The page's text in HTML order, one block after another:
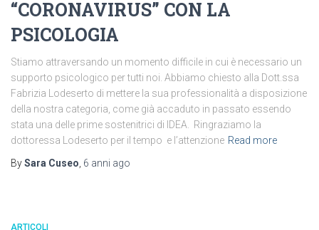
“CORONAVIRUS” CON LA
PSICOLOGIA
Stiamo attraversando un momento difficile in cui è necessario un
supporto psicologico per tutti noi. Abbiamo chiesto alla Dott.ssa
Fabrizia Lodeserto di mettere la sua professionalità a disposizione
della nostra categoria, come già accaduto in passato essendo
stata una delle prime sostenitrici di IDEA. Ringraziamo la
dottoressa Lodeserto per il tempo e l’attenzione Read more
BySara Cuseo 6 anni ago
ARTICOLI